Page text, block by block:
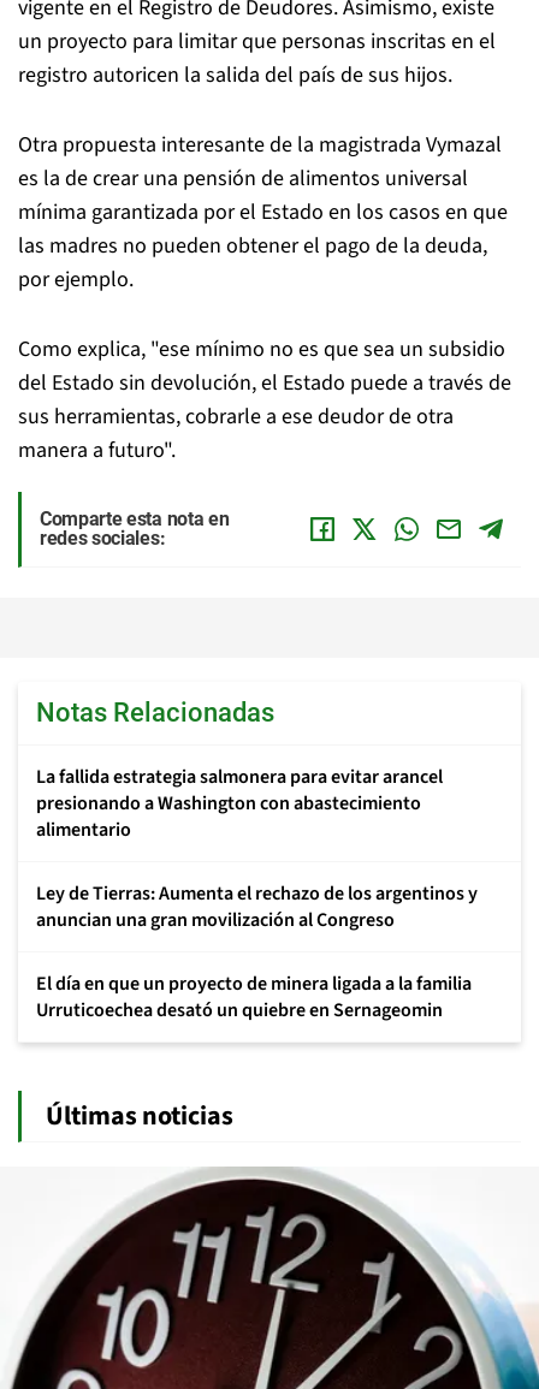
vigente en el Registro de Deudores. Asimismo, existe
un proyecto para limitar que personas inscritas en el
registro autoricen la salida del país de sus hijos.
Otra propuesta interesante de la magistrada Vymazal
es la de crear una pensión de alimentos universal
mínima garantizada por el Estado en los casos en que
las madres no pueden obtener el pago de la deuda,
por ejemplo.
Como explica, "ese mínimo no es que sea un subsidio
del Estado sin devolución, el Estado puede a través de
sus herramientas, cobrarle a ese deudor de otra
manera a futuro".
Comparte esta nota en
redes sociales:
Notas Relacionadas
La fallida estrategia salmonera para evitar arancel
presionando a Washington con abastecimiento
alimentario
Ley de Tierras: Aumenta el rechazo de los argentinos y
anuncian una gran movilización al Congreso
El día en que un proyecto de minera ligada a la familia
Urruticoechea desató un quiebre en Sernageomin
Últimas noticias